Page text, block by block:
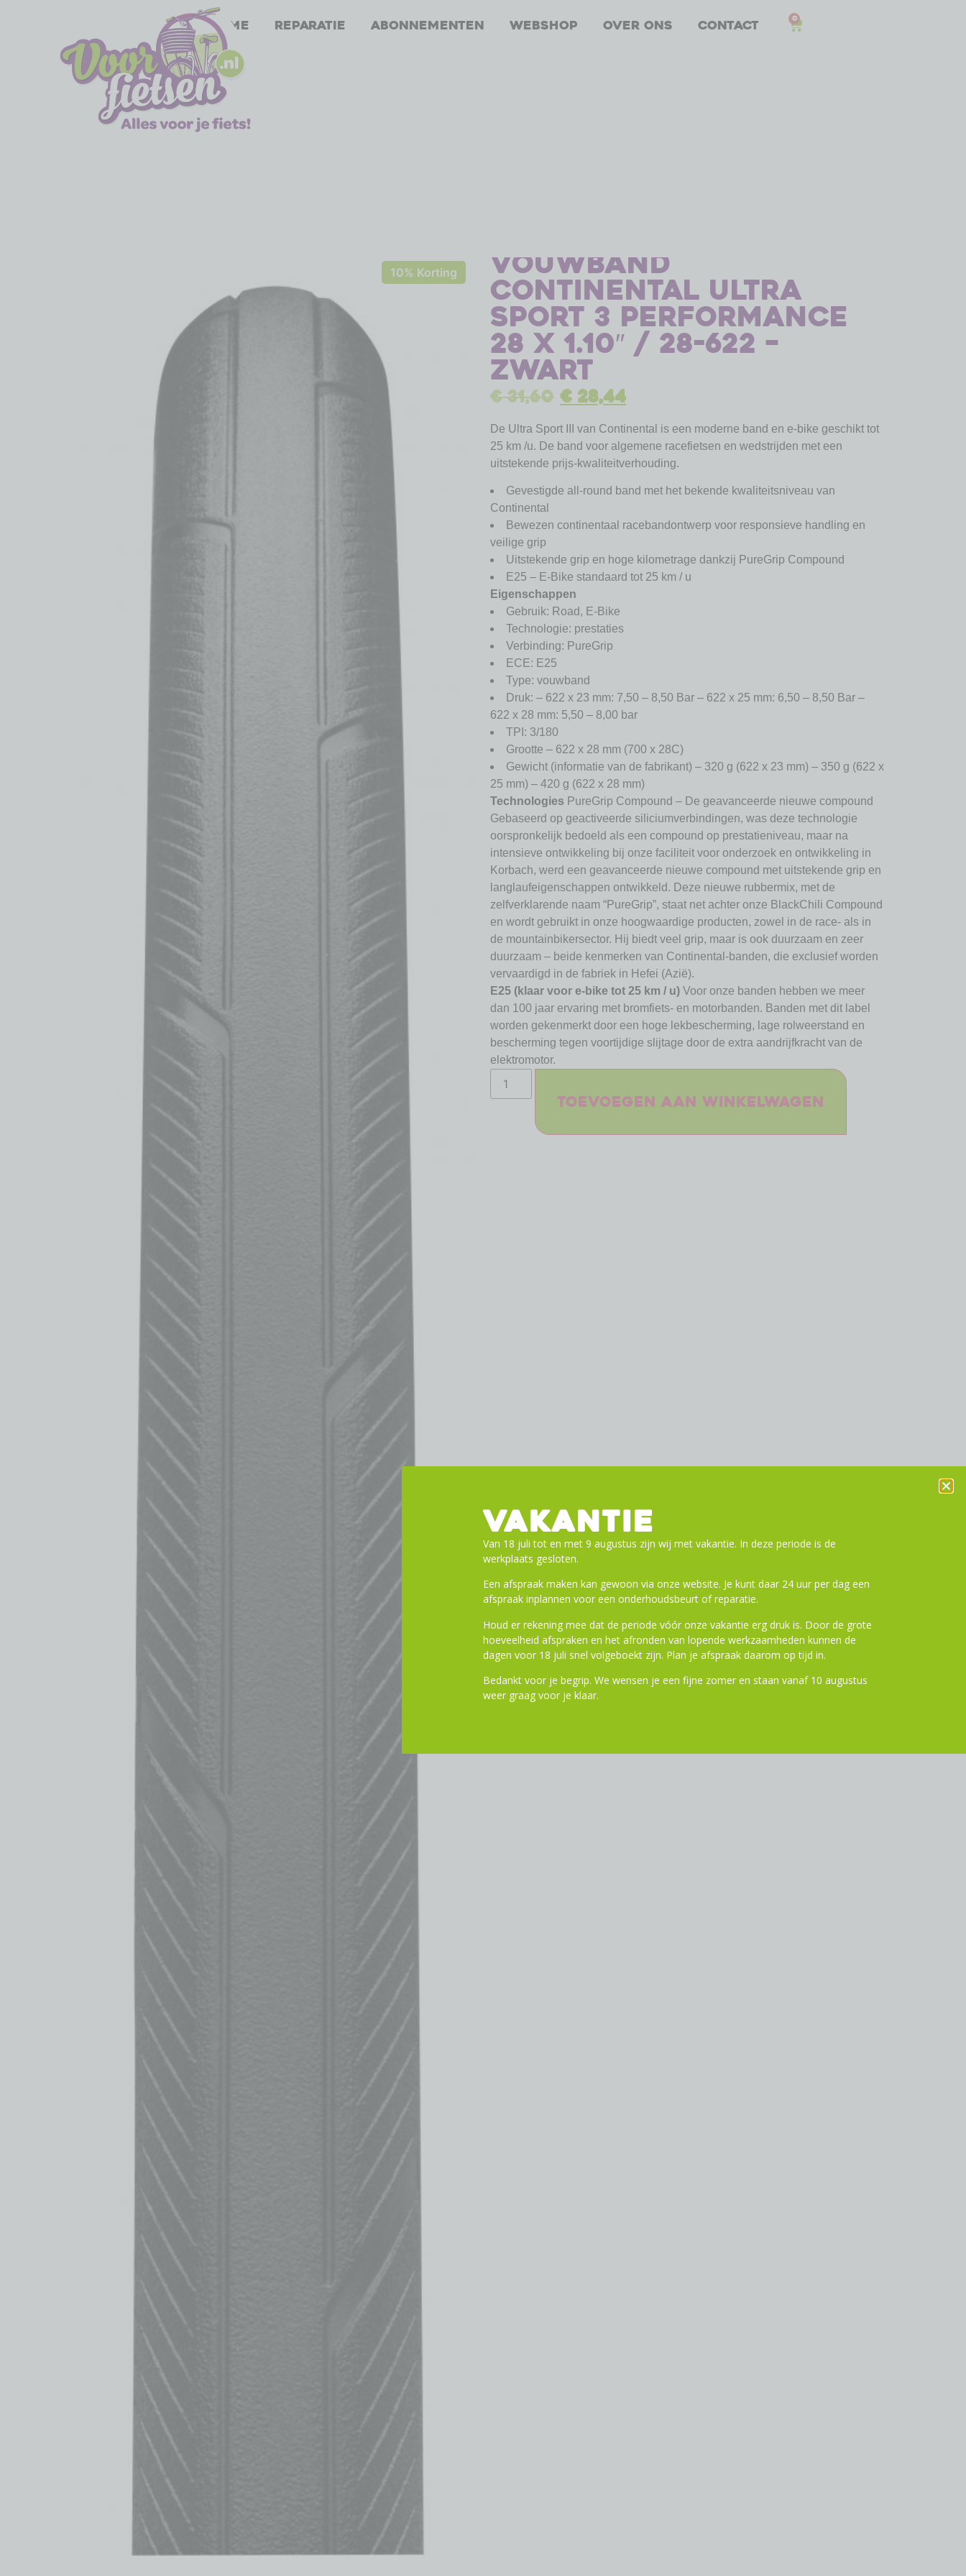
Home Reparatie Abonnementen Webshop Over ons Contact 0
10% Korting Vouwband
Continental Ultra
Sport 3 Performance
28 x 1.10″ / 28-622 –
zwart
€31,60 €28,44
De Ultra Sport III van Continental is een moderne band en e-bike geschikt tot
25 km /u. De band voor algemene racefietsen en wedstrijden met een
uitstekende prijs-kwaliteitverhouding.
Gevestigde all-round band met het bekende kwaliteitsniveau van
Continental
Bewezen continentaal racebandontwerp voor responsieve handling en
veilige grip
Uitstekende grip en hoge kilometrage dankzij PureGrip Compound
E25 – E-Bike standaard tot 25 km / u
Eigenschappen
Gebruik: Road, E-Bike
Technologie: prestaties
Verbinding: PureGrip
ECE: E25
Type: vouwband
Druk: – 622 x 23 mm: 7,50 – 8,50 Bar – 622 x 25 mm: 6,50 – 8,50 Bar –
622 x 28 mm: 5,50 – 8,00 bar
TPI: 3/180
Grootte – 622 x 28 mm (700 x 28C)
Gewicht (informatie van de fabrikant) – 320 g (622 x 23 mm) – 350 g (622 x
25 mm) – 420 g (622 x 28 mm)
Technologies PureGrip Compound – De geavanceerde nieuwe compound
Gebaseerd op geactiveerde siliciumverbindingen, was deze technologie
oorspronkelijk bedoeld als een compound op prestatieniveau, maar na
intensieve ontwikkeling bij onze faciliteit voor onderzoek en ontwikkeling in
Korbach, werd een geavanceerde nieuwe compound met uitstekende grip en
langlaufeigenschappen ontwikkeld. Deze nieuwe rubbermix, met de
zelfverklarende naam “PureGrip”, staat net achter onze BlackChili Compound
en wordt gebruikt in onze hoogwaardige producten, zowel in de race- als in
de mountainbikersector. Hij biedt veel grip, maar is ook duurzaam en zeer
duurzaam – beide kenmerken van Continental-banden, die exclusief worden
vervaardigd in de fabriek in Hefei (Azië).
E25 (klaar voor e-bike tot 25 km / u) Voor onze banden hebben we meer
dan 100 jaar ervaring met bromfiets- en motorbanden. Banden met dit label
worden gekenmerkt door een hoge lekbescherming, lage rolweerstand en
bescherming tegen voortijdige slijtage door de extra aandrijfkracht van de
elektromotor.
Toevoegen aan winkelwagen
VAKANTIE
Van 18 juli tot en met 9 augustus zijn wij met vakantie. In deze periode is de
werkplaats gesloten.
Een afspraak maken kan gewoon via onze website. Je kunt daar 24 uur per dag een
afspraak inplannen voor een onderhoudsbeurt of reparatie.
Houd er rekening mee dat de periode vóór onze vakantie erg druk is. Door de grote
hoeveelheid afspraken en het afronden van lopende werkzaamheden kunnen de
dagen voor 18 juli snel volgeboekt zijn. Plan je afspraak daarom op tijd in.
Bedankt voor je begrip. We wensen je een fijne zomer en staan vanaf 10 augustus
weer graag voor je klaar.